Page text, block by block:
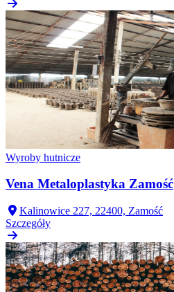
Wyroby hutnicze
Vena Metaloplastyka Zamość
Kalinowice 227, 22400, Zamość
Szczegóły